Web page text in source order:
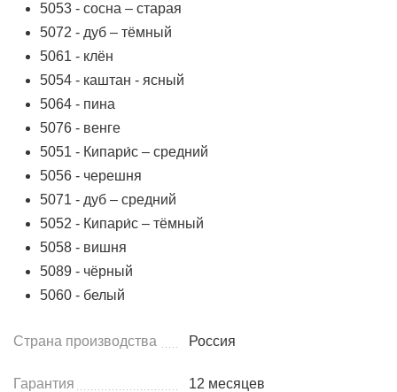
5053 - сосна – старая
5072 - дуб – тёмный
5061 - клён
5054 - каштан - ясный
5064 - пина
5076 - венге
5051 - Кипари́с – средний
5056 - черешня
5071 - дуб – средний
5052 - Кипари́с – тёмный
5058 - вишня
5089 - чёрный
5060 - белый
Страна производства Россия
Гарантия 12 месяцев